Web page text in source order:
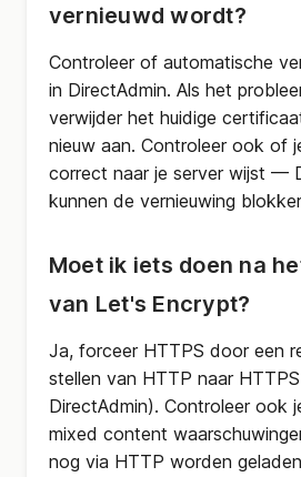
vernieuwd wordt?
Controleer of automatische
in DirectAdmin. Als het
verwijder het huidige
nieuw aan. Controleer ook of
correct naar je server wijst —
kunnen de vernieuwing
Moet ik iets doen na
van Let's Encrypt?
Ja, forceer HTTPS door een
stellen van HTTP naar
DirectAdmin). Controleer ook
mixed content
nog via HTTP worden